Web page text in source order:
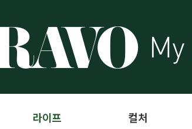
라이프 컬처